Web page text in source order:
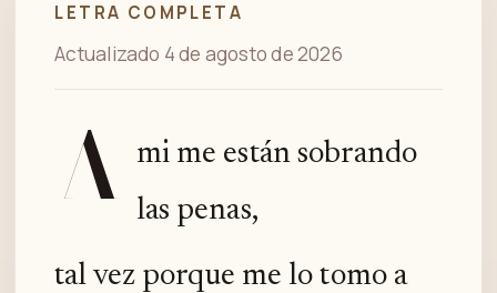
LETRA COMPLETA
Actualizado 4 de agosto de 2026
A
mi me están sobrando
las penas,
tal vez porque me lo tomo a